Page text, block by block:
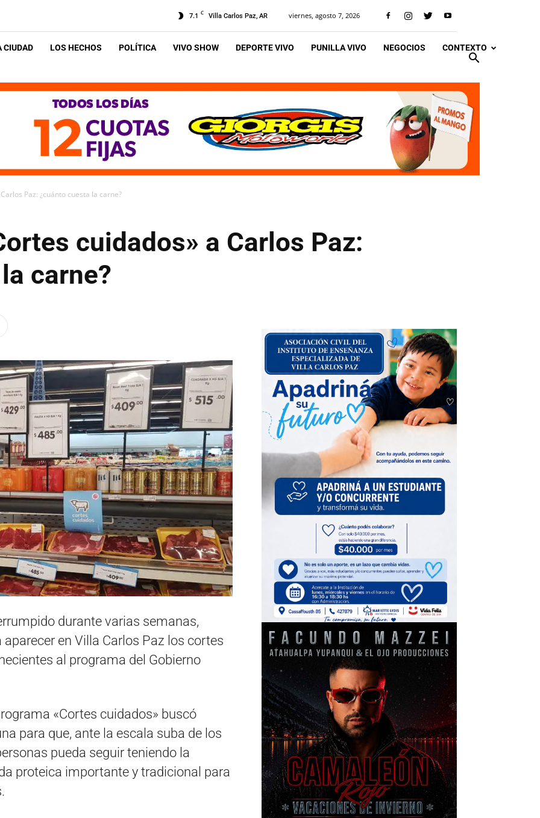
7.1 C Villa Carlos Paz, AR viernes, agosto 7, 2026
CIUDAD LOS HECHOS POLÍTICA VIVO SHOW DEPORTE VIVO PUNILLA VIVO NEGOCIOS CONTEXTO
Paz: ¿cuánto cuesta la carne?
cuidados» a Carlos Paz:
carne?
durante varias semanas,
en Villa Carlos Paz los cortes
al programa del Gobierno
«Cortes cuidados» buscó
para que, ante la escala suba de los
pueda seguir teniendo la
proteica importante y tradicional para